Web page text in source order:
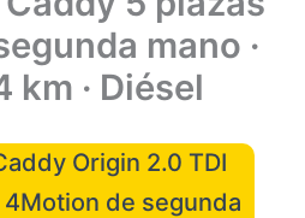
mano ·
km · Diésel
Origin 2.0 TDI
de segunda